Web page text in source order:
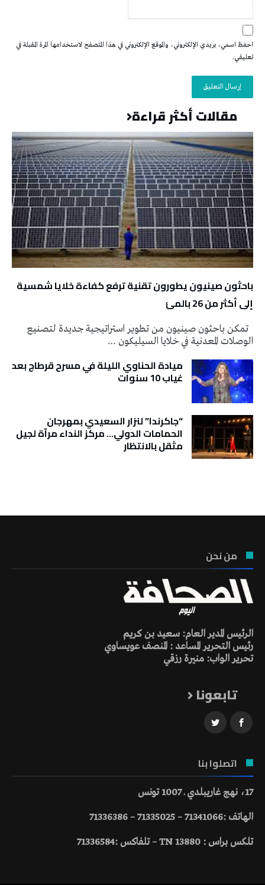
احفظ اسمي، بريدي الإلكتروني، والموقع الإلكتروني في هذا المتصفح لاستخدامها المرة المقبلة في
تعليقي.
مقالات أكثر قراءة
باحثون صينيون يطورون تقنية ترفع كفاءة خلايا شمسية
إلى أكثر من 26 بالمئ
تمكن باحثون صينيون من تطوير استراتيجية جديدة لتصنيع
الوصلات المعدنية في خلايا السيليكون …
ميادة الحناوي الليلة في مسرح قرطاج بعد
غياب 10 سنوات
“جاكرندا” لنزار السعيدي بمهرجان
الحمامات الدولي… مركز النداء مرآة لجيل
مثقل بالانتظار
من نحن
الرئيس المدير العام: سعيد بن كريم
رئيس التحرير المساعد : المنصف عويساوي
تحرير الواب: منيرة رزقي
تابعونا
اتصلوا بنا
17، نهج غاريبلدي ـ 1007 تونس
الهاتف :71341066 – 71335025 – 71336386
تلكس براس : 13880 TN – تلفاكس :71336584